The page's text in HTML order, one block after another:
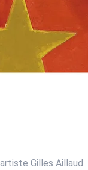
Gilles Aillaud